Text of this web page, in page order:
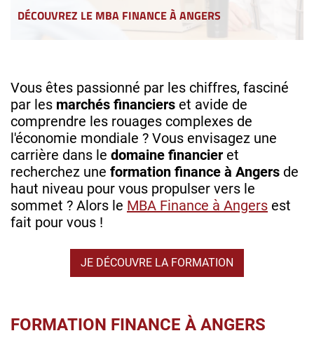
DÉCOUVREZ LE MBA FINANCE À ANGERS
Vous êtes passionné par les chiffres, fasciné
par les marchés financiers et avide de
comprendre les rouages complexes de
l'économie mondiale ? Vous envisagez une
carrière dans le domaine financier et
recherchez une formation finance à Angers de
haut niveau pour vous propulser vers le
sommet ? Alors le MBA Finance à Angers est
fait pour vous !
JE DÉCOUVRE LA FORMATION
FORMATION FINANCE À ANGERS